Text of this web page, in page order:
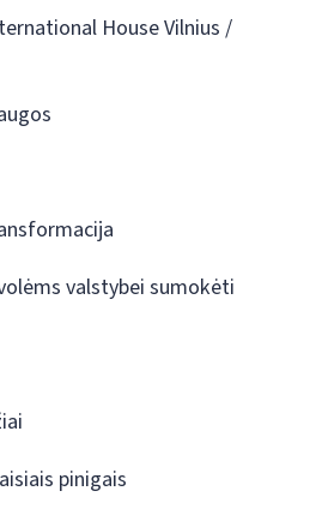
House Vilnius /
valstybei sumokėti
pinigais